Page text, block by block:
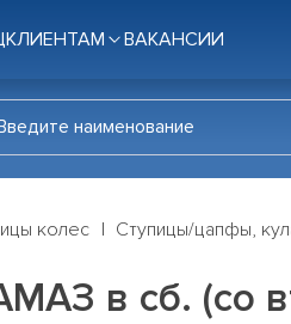
КЛИЕНТАМ ВАКАНСИИ
колес Ступицы/цапфы,
в сб. (со